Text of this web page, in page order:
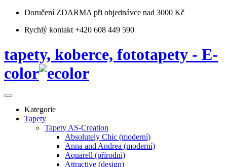
Doručení ZDARMA při objednávce nad 3000 Kč
Rychlý kontakt +420 608 449 590
tapety, koberce, fototapety - E-
color
Kategorie
Tapety
Tapety AS-Creation
Absolutely Chic (moderní)
Anna and Andrea (moderní)
Aquarell (přírodní)
Attractive (design)